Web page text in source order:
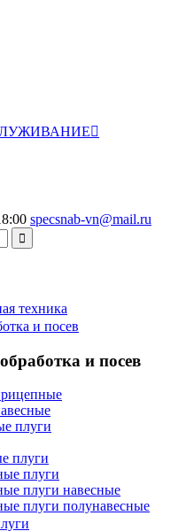

specsnab-vn@mail.ru

техника
и посев
и посев
плуги
плуги
плуги
плуги навесные
плуги полунавесные